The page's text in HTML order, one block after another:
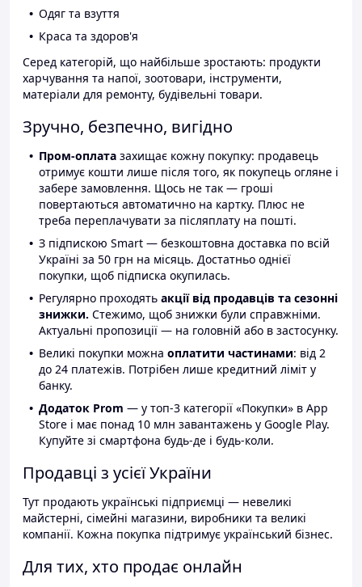
Одяг та взуття
Краса та здоров'я
Серед категорій, що найбільше зростають: продукти
харчування та напої, зоотовари, інструменти,
матеріали для ремонту, будівельні товари.
Зручно, безпечно, вигідно
Пром-оплата захищає кожну покупку: продавець
отримує кошти лише після того, як покупець огляне і
забере замовлення. Щось не так — гроші
повертаються автоматично на картку. Плюс не
треба переплачувати за післяплату на пошті.
З підпискою Smart — безкоштовна доставка по всій
Україні за 50 грн на місяць. Достатньо однієї
покупки, щоб підписка окупилась.
Регулярно проходять акції від продавців та сезонні
знижки. Стежимо, щоб знижки були справжніми.
Актуальні пропозиції — на головній або в застосунку.
Великі покупки можна оплатити частинами: від 2
до 24 платежів. Потрібен лише кредитний ліміт у
банку.
Додаток Prom — у топ-3 категорії «Покупки» в App
Store і має понад 10 млн завантажень у Google Play.
Купуйте зі смартфона будь-де і будь-коли.
Продавці з усієї України
Тут продають українські підприємці — невеликі
майстерні, сімейні магазини, виробники та великі
компанії. Кожна покупка підтримує український бізнес.
Для тих, хто продає онлайн